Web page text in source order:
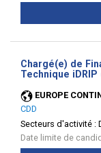
Chargé(e) de
Technique iDRIP
EUROPE
CDD
Secteurs d'activité :
Date limite de